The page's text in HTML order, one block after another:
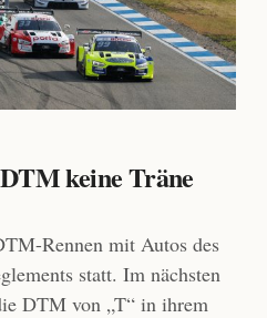
keine Träne
Rennen mit Autos des
statt. Im nächsten
DTM von „T“ in ihrem